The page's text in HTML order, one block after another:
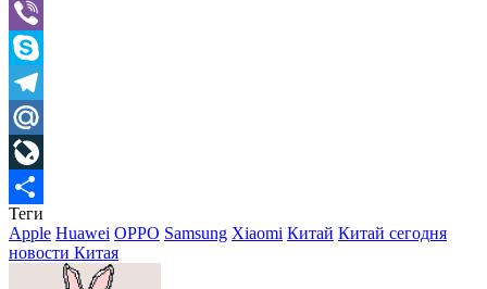
VK
Viber
Skype
Telegram
Mail.Ru
LiveJournal
Отправить
Теги
Apple Huawei OPPO Samsung Xiaomi Китай Китай сегодня
новости Китая